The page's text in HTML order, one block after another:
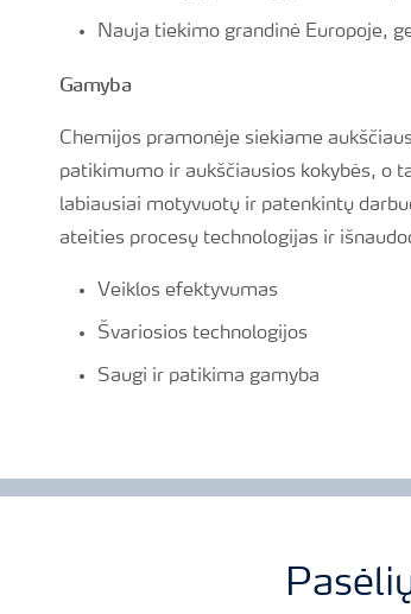
Nauja tiekimo grandinė Europoje,
Gamyba
Chemijos pramonėje siekiame
patikimumo ir aukščiausios kokybės, o
labiausiai motyvuotų ir patenkintų
ateities procesų technologijas ir
Veiklos efektyvumas
Švariosios technologijos
Saugi ir patikima gamyba